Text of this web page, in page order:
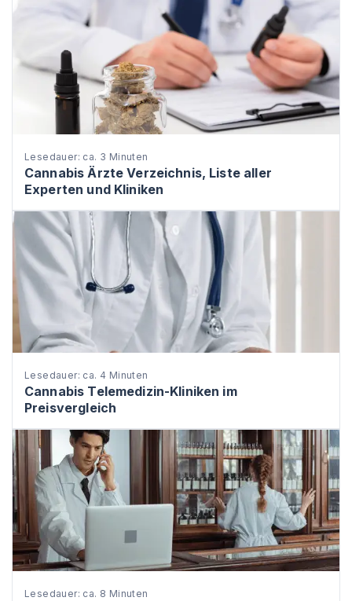
Lesedauer: ca. 3 Minuten
Cannabis Ärzte Verzeichnis, Liste aller
Experten und Kliniken
Lesedauer: ca. 4 Minuten
Cannabis Telemedizin-Kliniken im
Preisvergleich
Lesedauer: ca. 8 Minuten